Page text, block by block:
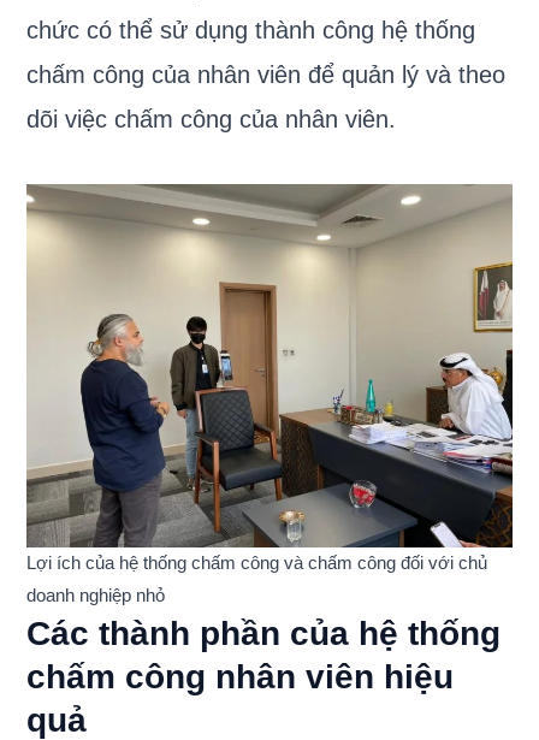
chức có thể sử dụng thành công hệ thống
chấm công của nhân viên để quản lý và theo
dõi việc chấm công của nhân viên.
Lợi ích của hệ thống chấm công và chấm công đối với chủ
doanh nghiệp nhỏ
Các thành phần của hệ thống
chấm công nhân viên hiệu
quả